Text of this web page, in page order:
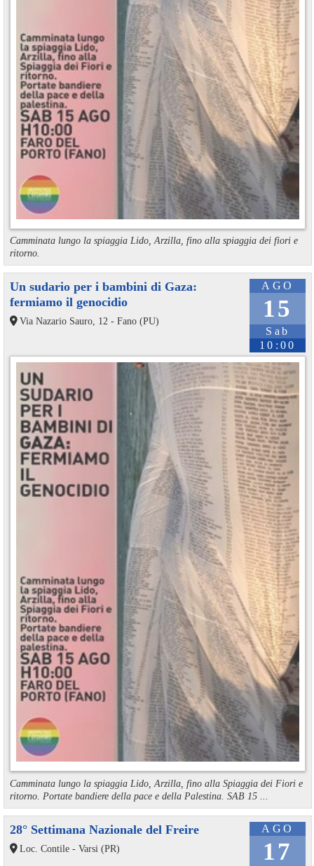
Camminata lungo la spiaggia Lido, Arzilla, fino alla spiaggia dei fiori e
ritorno.
AGO
15
Sab
10:00
Un sudario per i bambini di Gaza:
fermiamo il genocidio
Via Nazario Sauro, 12 - Fano (PU)
Camminata lungo la spiaggia Lido, Arzilla, fino alla Spiaggia dei Fiori e
ritorno. Portate bandiere della pace e della Palestina. SAB 15 ...
AGO
17
28° Settimana Nazionale del Freire
Loc. Contile - Varsi (PR)